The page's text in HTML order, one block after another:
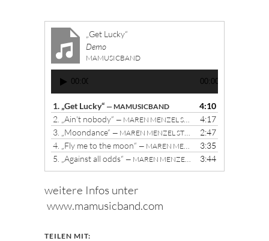
„Get Lucky“
Demo
MAMUSICBAND
Player
00:00 00:00
1. „Get Lucky“ — MAMUSICBAND
4:10
2.
„Ain't nobody“ — MAREN MENZEL STEFAN FRITZ GOETZ MONNERJAHN
4:17
3.
„Moondance“ — MAREN MENZEL STEFAN FRITZ GOETZ MONNERJAHN
2:47
4.
„Fly me to the moon“ — MAREN MENZEL STEFAN FRITZ GOETZ MONNERJAHN
3:35
5.
„Against all odds“ — MAREN MENZEL STEFAN FRITZ 3:44
weitere Infos unter
www.mamusicband.com
TEILEN MIT: